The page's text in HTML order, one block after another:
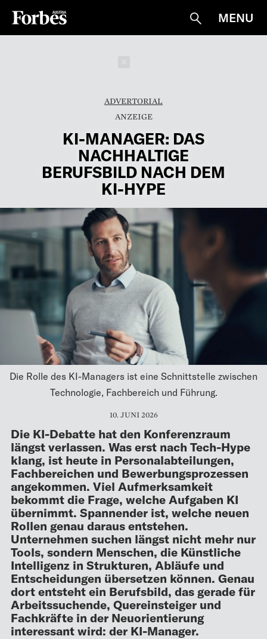
Suche
MENU
ADVERTORIAL
KI-MANAGER: DAS
NACHHALTIGE
BERUFSBILD NACH DEM
KI-HYPE
Die Rolle des KI-Managers ist eine Schnittstelle zwischen
Technologie, Fachbereich und Führung.
10. JUNI 2026
Die KI-Debatte hat den Konferenzraum
längst verlassen. Was erst nach Tech-Hype
klang, ist heute in Personalabteilungen,
Fachbereichen und Bewerbungsprozessen
angekommen. Viel Aufmerksamkeit
bekommt die Frage, welche Aufgaben KI
übernimmt. Spannender ist, welche neuen
Rollen genau daraus entstehen.
Unternehmen suchen längst nicht mehr nur
Tools, sondern Menschen, die Künstliche
Intelligenz in Strukturen, Abläufe und
Entscheidungen übersetzen können. Genau
dort entsteht ein Berufsbild, das gerade für
Arbeitssuchende, Quereinsteiger und
Fachkräfte in der Neuorientierung
interessant wird: der KI-Manager.